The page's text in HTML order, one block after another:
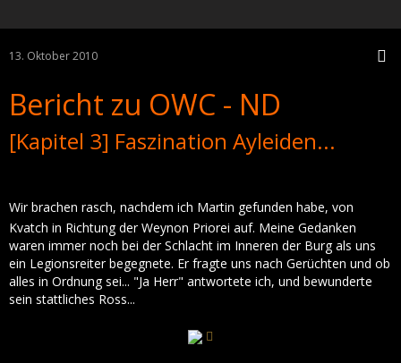
13. Oktober 2010
Bericht zu OWC - ND
[Kapitel 3] Faszination Ayleiden...
Wir brachen rasch, nachdem ich Martin gefunden habe, von
Kvatch in Richtung der Weynon Priorei auf. Meine Gedanken
waren immer noch bei der Schlacht im Inneren der Burg als uns
ein Legionsreiter begegnete. Er fragte uns nach Gerüchten und ob
alles in Ordnung sei... "Ja Herr" antwortete ich, und bewunderte
sein stattliches Ross...